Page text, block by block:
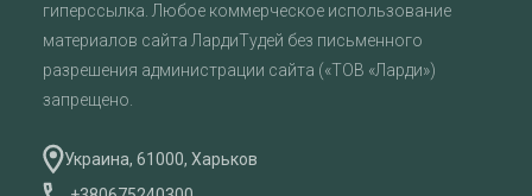
гиперссылка. Любое коммерческое использование
материалов сайта ЛардиТудей без письменного
разрешения администрации сайта («ТОВ «Ларди»)
запрещено.
Украина, 61000, Харьков